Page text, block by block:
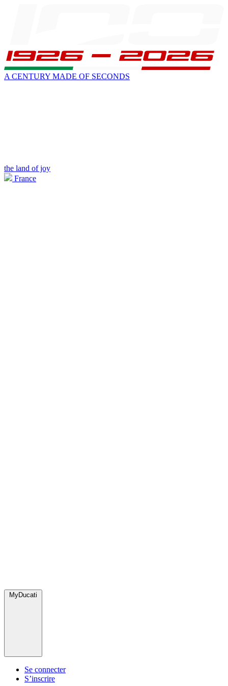
A CENTURY MADE OF SECONDS
the land of joy
France
MyDucati
Se connecter
S’inscrire